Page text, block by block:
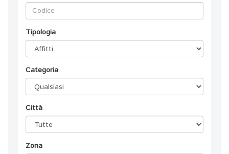
Tipologia
Categoria
Città
Zona